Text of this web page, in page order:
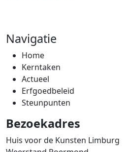
Navigatie
Home
Kerntaken
Actueel
Erfgoedbeleid
Steunpunten
Bezoekadres
Huis voor de Kunsten Limburg